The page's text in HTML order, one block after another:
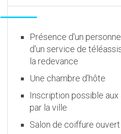
Présence d'un
d'un service de
la redevance
Une chambre d’hôte
Inscription possible
par la ville
Salon de coiffure